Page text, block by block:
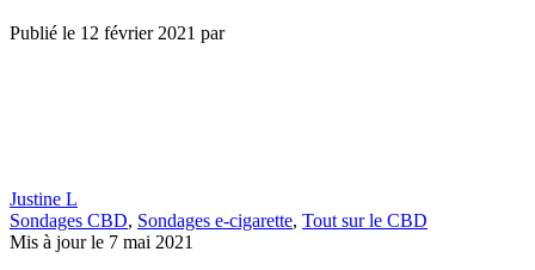
Publié le 12 février 2021 par
Justine L
Sondages CBD, Sondages e-cigarette, Tout sur le CBD
Mis à jour le 7 mai 2021